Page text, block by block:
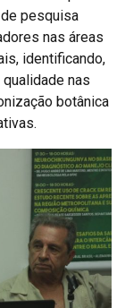
pesquisa
nas áreas
identificando,
nas
botânica